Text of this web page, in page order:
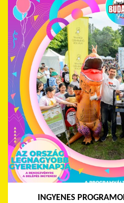
INGYENES